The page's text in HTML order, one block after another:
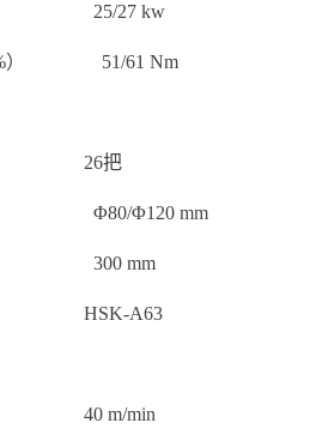
27 kw
） 51/61 Nm
26把
径 Φ80/Φ120 mm
300 mm
A63
m/min